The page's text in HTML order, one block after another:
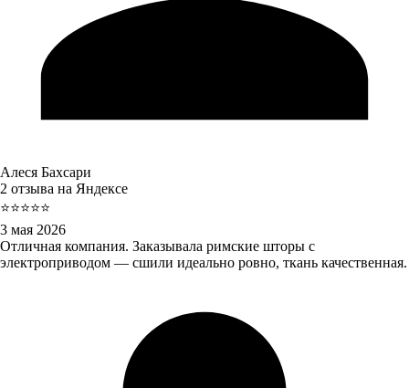
Алеся Бахсари
2 отзыва на Яндексе
⭐⭐⭐⭐⭐
3 мая 2026
Отличная компания. Заказывала римские шторы с
электроприводом — сшили идеально ровно, ткань качественная.